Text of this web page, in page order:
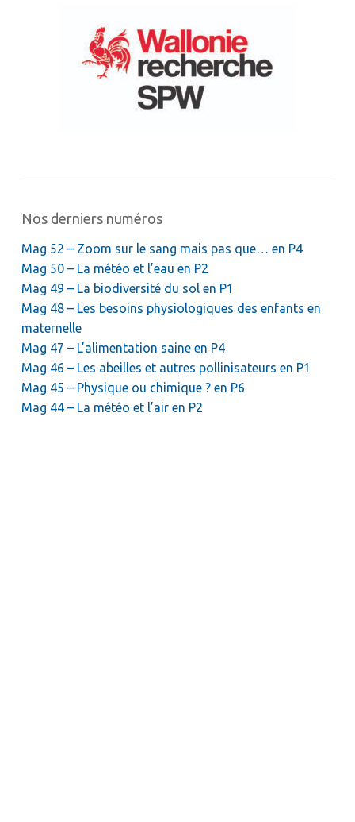
Nos derniers numéros
Mag 52 – Zoom sur le sang mais pas que… en P4
Mag 50 – La météo et l’eau en P2
Mag 49 – La biodiversité du sol en P1
Mag 48 – Les besoins physiologiques des enfants en
maternelle
Mag 47 – L’alimentation saine en P4
Mag 46 – Les abeilles et autres pollinisateurs en P1
Mag 45 – Physique ou chimique ? en P6
Mag 44 – La météo et l’air en P2